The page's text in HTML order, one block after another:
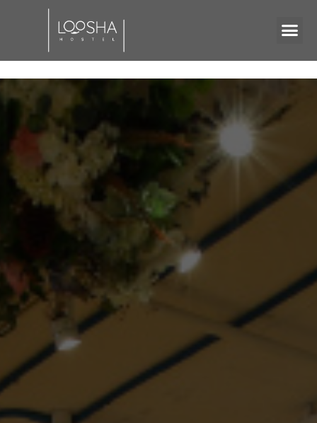
團體住宿方案